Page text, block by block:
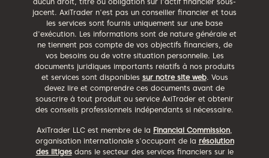
jacent. AxiTrader n'est pas un conseiller financier et tous
les services sont fournis uniquement sur une base
d'exécution. Les informations sont de nature générale et
ne tiennent pas compte de vos objectifs financiers, de
vos besoins ou de votre situation personnelle. Les
documents juridiques importants relatifs à nos produits
et services sont disponibles sur notre site web. Vous
devez lire et comprendre ces documents avant de
souscrire à tout produit ou service AxiTrader et obtenir
des conseils professionnels indépendants si nécessaire.
AxiTrader LLC est membre de la Financial Commission
organisation internationale s'occupant de la résolution
des litigesdans le secteur des services financiers sur le